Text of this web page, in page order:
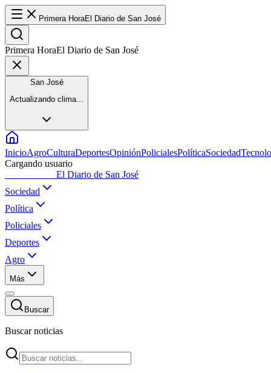
Primera HoraEl Diario de San José
Primera HoraEl Diario de San José
San José
Actualizando clima...
InicioAgroCulturaDeportesOpiniónPolicialesPolíticaSociedad
Cargando usuario
El Diario de San José
Sociedad
Política
Policiales
Deportes
Agro
Más
Buscar
Buscar noticias